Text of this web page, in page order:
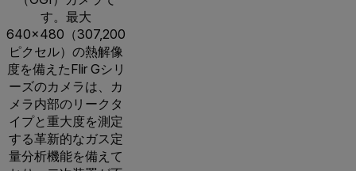
す。最大
640×480（307,200
ピクセル）の熱解像
度を備えたFlir Gシリ
ーズのカメラは、カ
メラ内部のリークタ
イプと重大度を測定
する革新的なガス定
量分析機能を備えて